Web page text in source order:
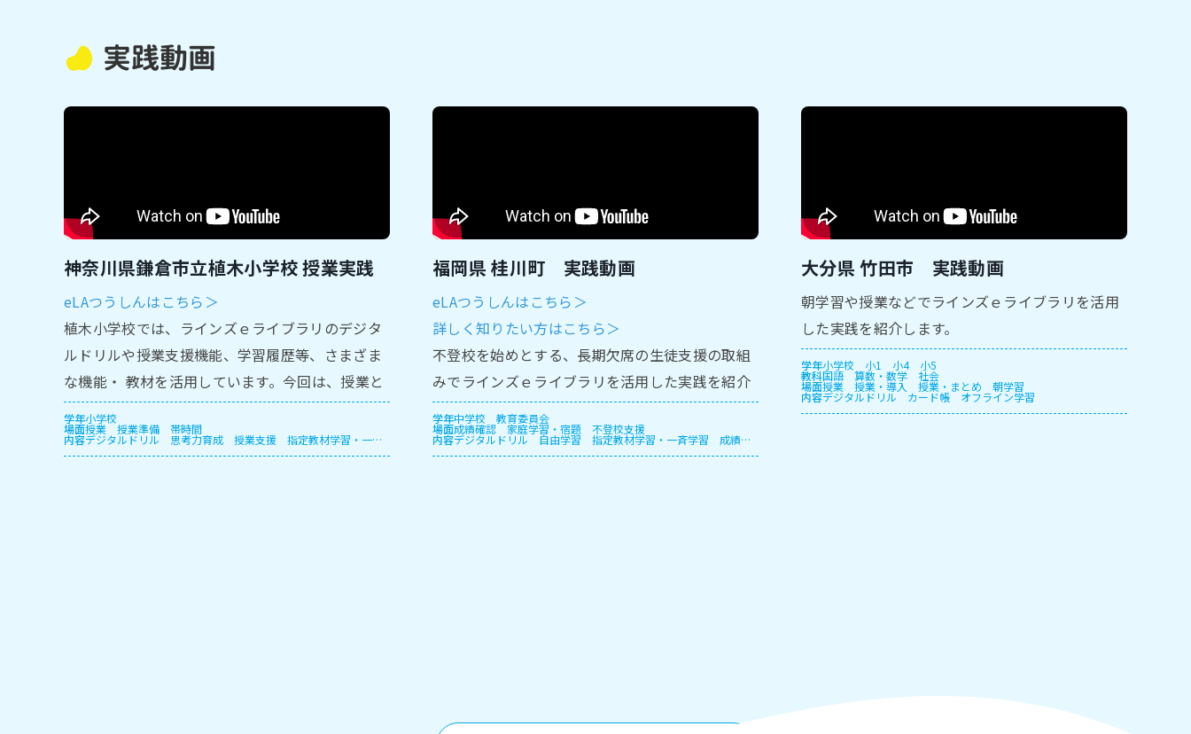
実践動画
神奈川県鎌倉市立植木小学校 授業実践
eLAつうしんはこちら＞
植⽊⼩学校では、ラインズｅライブラリのデジタ
ルドリルや授業⽀援機能、学習履歴等、さまざま
な機能・ 教材を活⽤しています。今回は、授業と
モジュール授業、保護者⾯談での実践をご紹介し
ます。
学年小学校
場面授業 授業準備 帯時間
内容デジタルドリル 思考力育成 授業支援 指定教材学習・一斉
学習
福岡県 桂川町 実践動画
eLAつうしんはこちら＞
詳しく知りたい方はこちら＞
不登校を始めとする、長期欠席の生徒支援の取組
みでラインズｅライブラリを活用した実践を紹介
します。
学年中学校 教育委員会
場面成績確認 家庭学習・宿題 不登校支援
内容デジタルドリル 自由学習 指定教材学習・一斉学習 成績管
理
大分県 竹田市 実践動画
朝学習や授業などでラインズｅライブラリを活用
した実践を紹介します。
学年小学校 小1 小4 小5
教科国語 算数・数学 社会
場面授業 授業・導入 授業・まとめ 朝学習
内容デジタルドリル カード帳 オフライン学習